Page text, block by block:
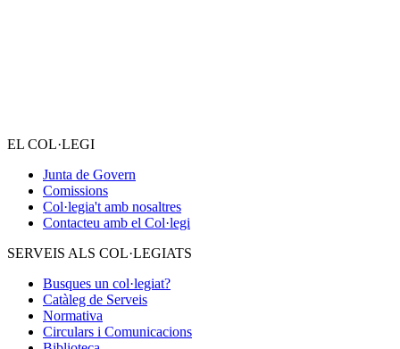
EL COL·LEGI
Junta de Govern
Comissions
Col·legia't amb nosaltres
Contacteu amb el Col·legi
SERVEIS ALS COL·LEGIATS
Busques un col·legiat?
Catàleg de Serveis
Normativa
Circulars i Comunicacions